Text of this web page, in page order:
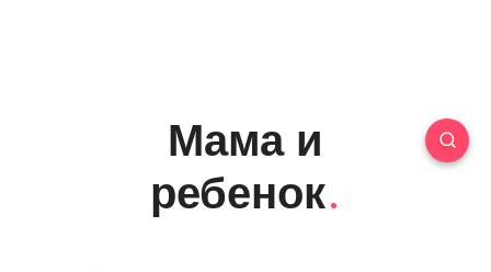
Мама и
ребенок